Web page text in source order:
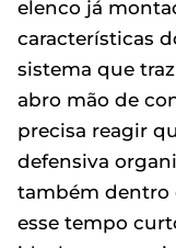
elenco já
características
sistema que
abro mão de
precisa reagir
defensiva
também dentro
esse tempo